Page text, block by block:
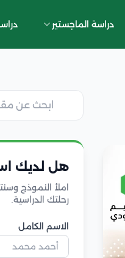
دراسة الماجستير
هل لديك
املأ النموذج
رحلتك الدراسية.
الاسم الكامل